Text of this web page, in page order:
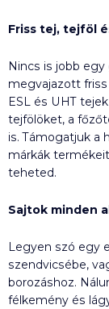
Friss tej, tejföl
Nincs is jobb
megvajazott
ESL és UHT
tejfölöket, a
is. Támogatjuk a
márkák
teheted.
Sajtok minden
Legyen szó egy
szendvicsébe,
borozáshoz.
félkemény és